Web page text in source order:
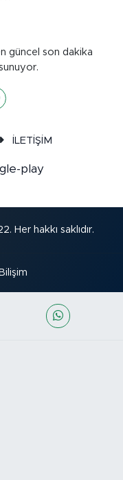
güncel son dakika
İLETİŞİM
Her hakkı saklıdır.